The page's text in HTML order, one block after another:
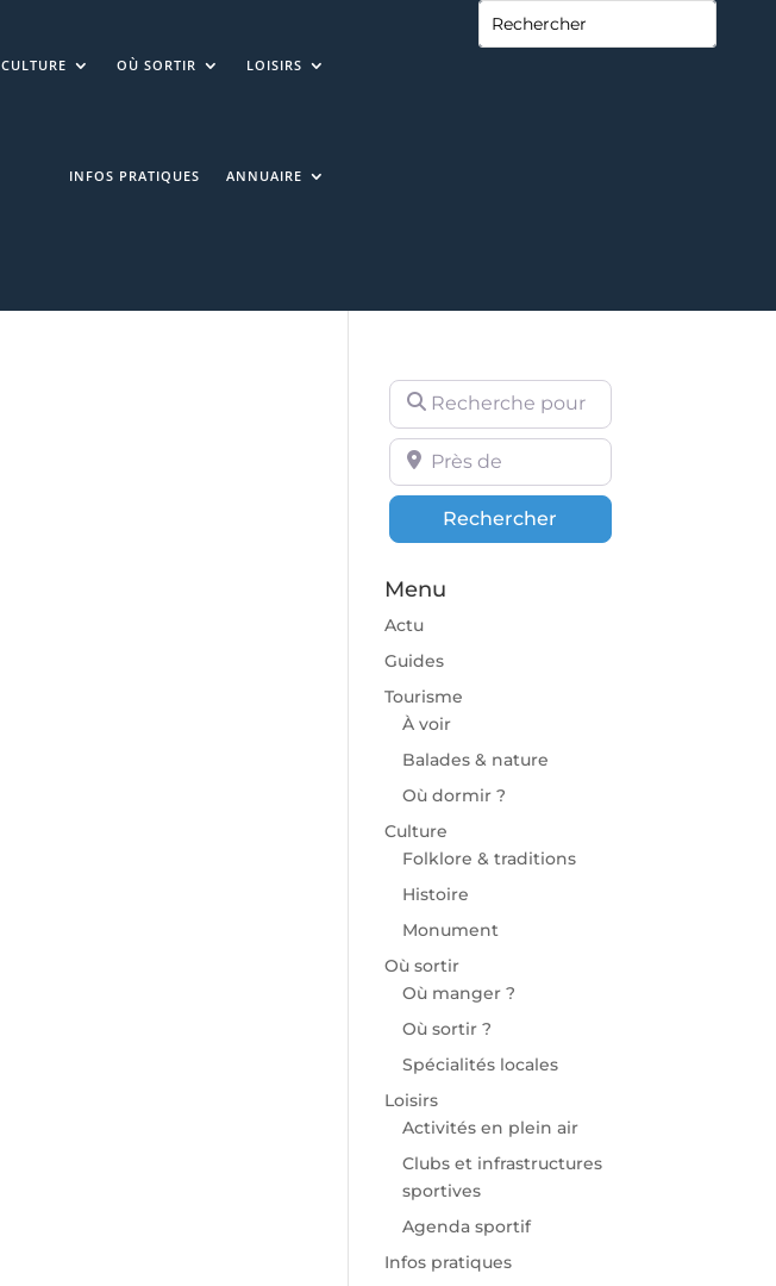
CULTURE OÙ SORTIR LOISIRS
INFOS PRATIQUES ANNUAIRE
Recherche pour
Près de
Rechercher
Menu
Actu
Guides
Tourisme
À voir
Balades & nature
Où dormir ?
Culture
Folklore & traditions
Histoire
Monument
Où sortir
Où manger ?
Où sortir ?
Spécialités locales
Loisirs
Activités en plein air
Clubs et infrastructures
sportives
Agenda sportif
Infos pratiques